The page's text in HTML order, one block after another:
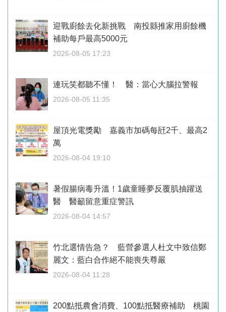
迎戰廚餘去化新挑戰 南投縣推家用廚餘機
補助每戶最高5000元
2026-08-05 17:23
連玩笑都聽不懂！ 醫：當心大腦拉警報
2026-08-05 11:35
屋頂光電獎勵 嘉義市加碼每瓩2千、最高2
萬
2026-08-04 19:10
暑假腸病毒升溫！1歲童睡夢反覆肌抽躍送
醫 醫籲留意重症警訊
2026-08-04 14:57
竹北選情告急？ 藍營參選人杜文中致信鄭
麗文：藍白合作絕不能喪失尊嚴
2026-08-04 11:28
200點抵農會消費、100點抵醫療補助 桃園